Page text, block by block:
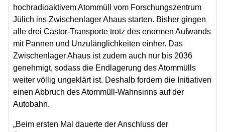
hochradioaktivem Atommüll vom Forschungszentrum
Jülich ins Zwischenlager Ahaus starten. Bisher gingen
alle drei Castor-Transporte trotz des enormen Aufwands
mit Pannen und Unzulänglichkeiten einher. Das
Zwischenlager Ahaus ist zudem auch nur bis 2036
genehmigt, sodass die Endlagerung des Atommülls
weiter völlig ungeklärt ist. Deshalb fordern die Initiativen
einen Abbruch des Atommüll-Wahnsinns auf der
Autobahn.
„Beim ersten Mal dauerte der Anschluss der